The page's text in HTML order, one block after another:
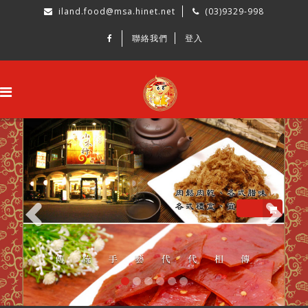
iland.food@msa.hinet.net (03)9329-998
聯絡我們 登入